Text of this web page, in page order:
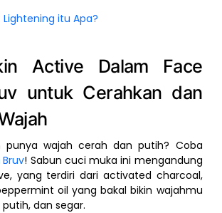
Lightening itu Apa?
Active Dalam Face
untuk Cerahkan dan
punya wajah cerah dan putih? Coba
! Sabun cuci muka ini mengandung
yang terdiri dari activated charcoal,
oil yang bakal bikin wajahmu
dan segar.